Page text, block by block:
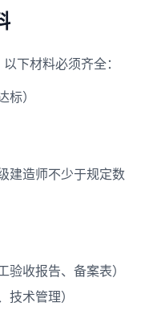
下材料必须齐全：
）
建造师不少于规定数
收报告、备案表）
术管理）